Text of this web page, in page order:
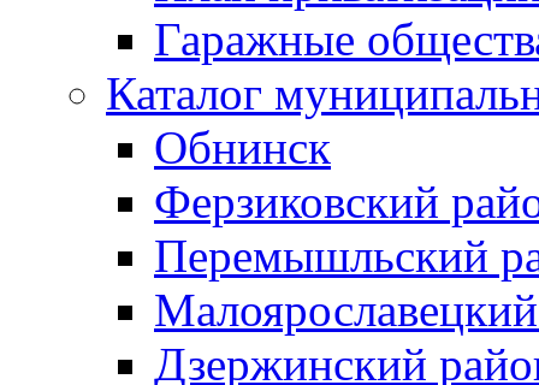
Гаражные
Каталог
Обнинск
Ферзиковский
Перемышльский
Дзержинский